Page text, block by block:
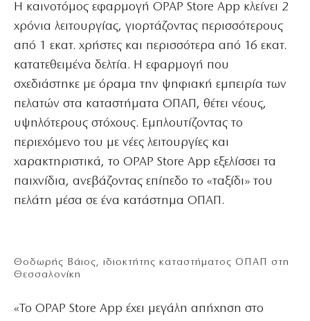
Η καινοτόμος εφαρμογή OPAP Store App κλείνει 2
χρόνια λειτουργίας, γιορτάζοντας περισσότερους
από 1 εκατ. χρήστες και περισσότερα από 16 εκατ.
κατατεθειμένα δελτία. Η εφαρμογή που
σχεδιάστηκε με όραμα την ψηφιακή εμπειρία των
πελατών στα καταστήματα ΟΠΑΠ, θέτει νέους,
υψηλότερους στόχους. Εμπλουτίζοντας το
περιεχόμενο του με νέες λειτουργίες και
χαρακτηριστικά, το OPAP Store App εξελίσσει τα
παιχνίδια, ανεβάζοντας επίπεδο το «ταξίδι» του
πελάτη μέσα σε ένα κατάστημα ΟΠΑΠ.
Θοδωρής Βάιος, ιδιοκτήτης καταστήματος ΟΠΑΠ στη
Θεσσαλονίκη
«Το OPAP Store App έχει μεγάλη απήχηση στο